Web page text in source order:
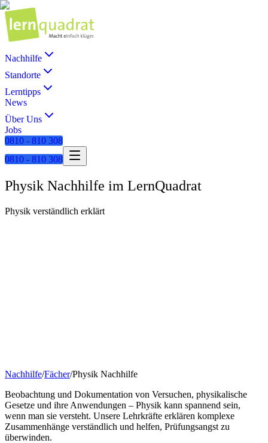
Nachhilfe
Standorte
Lerntipps
News
Über Uns
Jobs
0810 - 810 308
0810 - 810 308
Physik Nachhilfe im LernQuadrat
Physik verständlich erklärt
Nachhilfe/Fächer/Physik Nachhilfe
Beobachtung und Dokumentation von Versuchen, physikalische
Gesetze und ihre Anwendungen – Physik kann spannend sein,
wenn man sie versteht. Unsere Lehrkräfte erklären komplexe
Zusammenhänge verständlich und helfen, Prüfungsangst zu
überwinden.